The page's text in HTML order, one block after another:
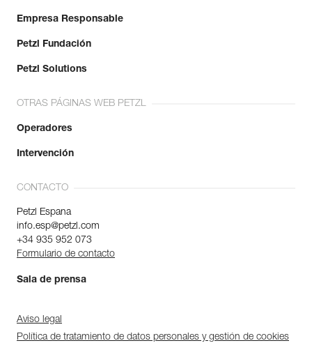
Empresa Responsable
Petzl Fundación
Petzl Solutions
OTRAS PÁGINAS WEB PETZL
Operadores
Intervención
CONTACTO
Petzl Espana
info.esp@petzl.com
+34 935 952 073
Formulario de contacto
Sala de prensa
Aviso legal
Política de tratamiento de datos personales y gestión de cookies